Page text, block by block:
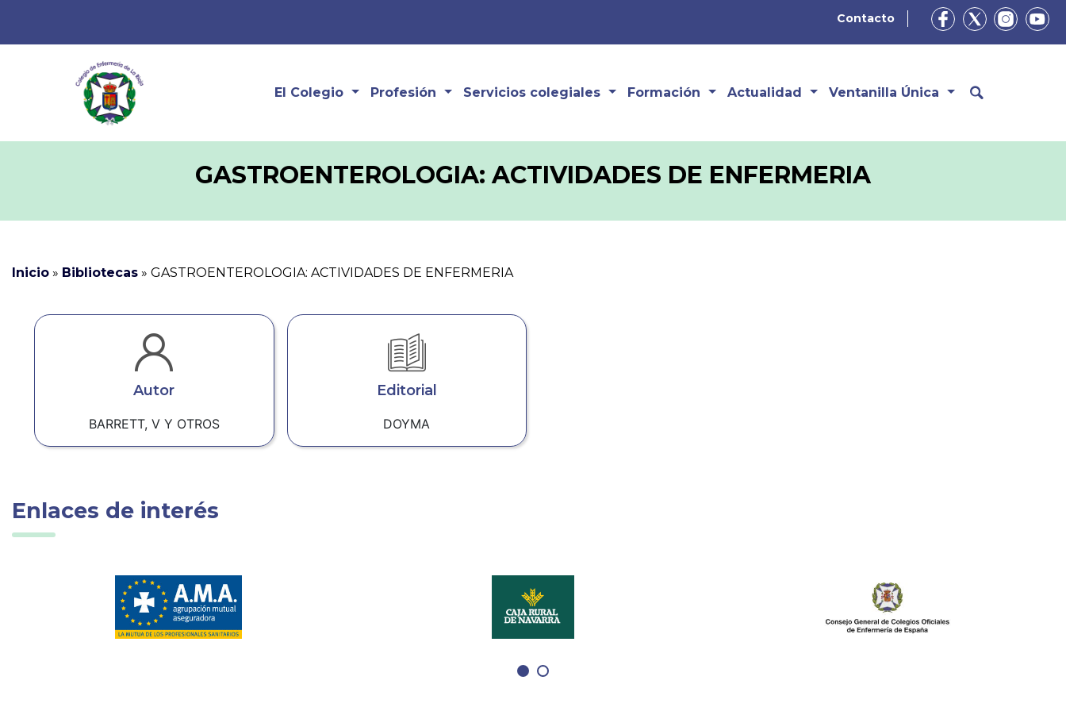
Contacto
El Colegio Profesión Servicios colegiales Formación Actualidad Ventanilla Única
GASTROENTEROLOGIA: ACTIVIDADES DE ENFERMERIA
Inicio » Bibliotecas » GASTROENTEROLOGIA: ACTIVIDADES DE ENFERMERIA
Autor
BARRETT, V Y OTROS
Editorial
DOYMA
Enlaces de interés